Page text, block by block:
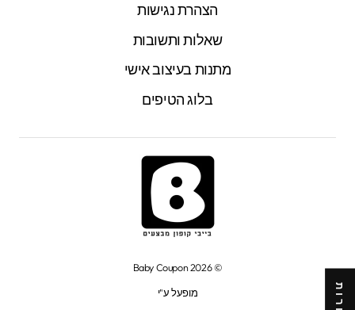
הצהרת נגישות
שאלות ותשובות
מתנות בעיצוב אישי
בלוג הטיפים
© 2026 Baby Coupon
מופעל ע"י